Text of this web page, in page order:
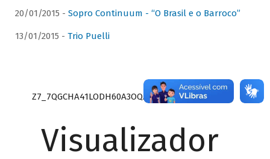
20/01/2015 - Sopro Continuum - “O Brasil e o Barroco”
13/01/2015 - Trio Puelli
Z7_7QGCHA41LODH60A3OQA8RN1415
Visualizador